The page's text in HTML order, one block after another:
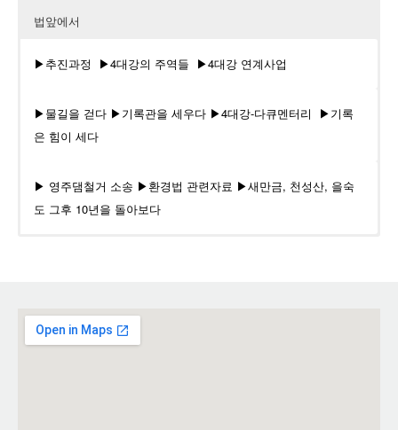
법앞에서
▶추진과정 ▶4대강의 주역들 ▶4대강 연계사업
▶물길을 걷다 ▶기록관을 세우다 ▶4대강-다큐멘터리
▶기록
은 힘이 세다
▶ 영주댐철거 소송 ▶환경법 관련자료 ▶새만금, 천성산, 을숙
도 그후 10년을 돌아보다